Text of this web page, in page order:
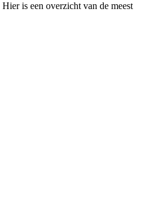
Hier is een overzicht van de meest